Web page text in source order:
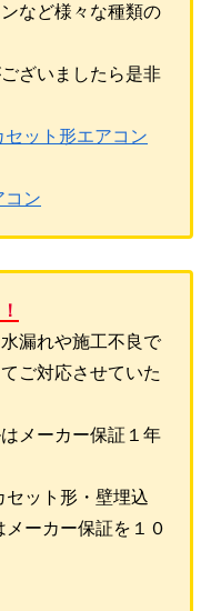
など様々な種類の
ざいましたら是非
ット形エアコン
コン
漏れや施工不良で
ご対応させていた
メーカー保証１年
ット形・壁埋込
ーカー保証を１０